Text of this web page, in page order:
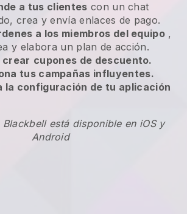
a tus clientes con un chat
crea y envía enlaces de pago.
a los miembros del equipo ,
y elabora un plan de acción.
crear cupones de descuento.
tus campañas influyentes.
la configuración de tu aplicación
está disponible en iOS y
Android